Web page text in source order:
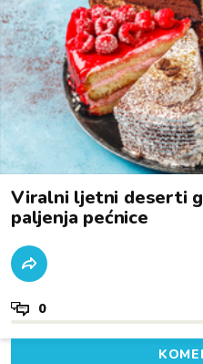
Viralni ljetni deserti
paljenja pećnice
0